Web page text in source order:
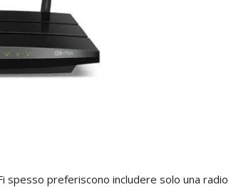
spesso preferiscono includere solo una radio